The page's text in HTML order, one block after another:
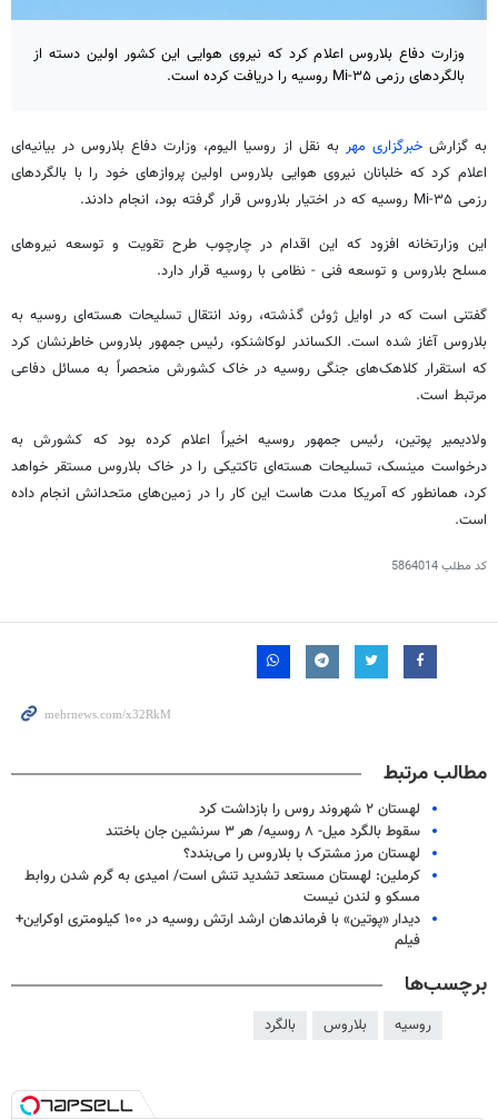
وزارت دفاع بلاروس اعلام کرد که نیروی هوایی این کشور اولین دسته از
بالگردهای رزمی Mi-۳۵ روسیه را دریافت کرده است.
به گزارش خبرگزاری مهر به نقل از روسیا الیوم، وزارت دفاع بلاروس در بیانیه‌ای
اعلام کرد که خلبانان نیروی هوایی بلاروس اولین پروازهای خود را با بالگردهای
رزمی Mi-۳۵ روسیه که در اختیار بلاروس قرار گرفته بود، انجام دادند.
این وزارتخانه افزود که این اقدام در چارچوب طرح تقویت و توسعه نیروهای
مسلح بلاروس و توسعه فنی - نظامی با روسیه قرار دارد.
گفتنی است که در اوایل ژوئن گذشته، روند انتقال تسلیحات هسته‌ای روسیه به
بلاروس آغاز شده است. الکساندر لوکاشنکو، رئیس جمهور بلاروس خاطرنشان کرد
که استقرار کلاهک‌های جنگی روسیه در خاک کشورش منحصراً به مسائل دفاعی
مرتبط است.
ولادیمیر پوتین، رئیس جمهور روسیه اخیراً اعلام کرده بود که کشورش به
درخواست مینسک، تسلیحات هسته‌ای تاکتیکی را در خاک بلاروس مستقر خواهد
کرد، همانطور که آمریکا مدت هاستاین کار را در زمین‌های متحدانش انجام داده
است.
کد مطلب5864014
مطالب مرتبط
لهستان ۲ شهروند روس را بازداشت کرد
سقوط بالگرد میل- ۸ روسیه/ هر ۳ سرنشین جان باختند
لهستان مرز مشترک با بلاروس را می‌بندد؟
کرملین: لهستان مستعد تشدید تنش است/ امیدی به گرم شدن روابط
مسکو و لندن نیست
دیدار «پوتین» با فرماندهان ارشد ارتش روسیه در ۱۰۰ کیلومتری اوکراین+
فیلم
برچسب‌ها
روسیه بلاروس بالگرد